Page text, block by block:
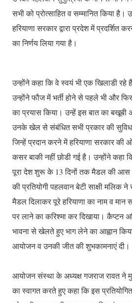
सभी को प्रोत्साहित व सम्मानित किया है।
हरियाणा सरकार द्वारा प्रदेश में
का निर्णय लिया गया है।
उन्होंने कहा कि वे स्वयं भी एक खिलाडी
उन्होंने फौज में भर्ती होने से पहले भी और
का प्रयास किया। उन्हें इस बात का बखूबी
उनके खेल से संबंधित सभी प्रकार की
जिन्हें प्रदान करने में हरियाणा सरकार की
कसर बाकी नहीं छोडी गई है। उन्होंने कहा
पूरा देश शुरू के 13 दिनों तक मैडल की आस
की प्रतियोगी पहलवान बेटी साक्षी मलिक
मैडल दिलाकर पूरे हरियाणा का नाम व मान
पर लाने का करिश्मा कर दिखाया। कैप्टन
भावना से खेलते हुए भाग लेने का आह्वान
आयोजन व उनकी जीत की शुभकामनाएं दी।
आयोजन संस्था के अध्यक्ष गजराज रावत ने
का स्वागत करते हुए कहा कि इस